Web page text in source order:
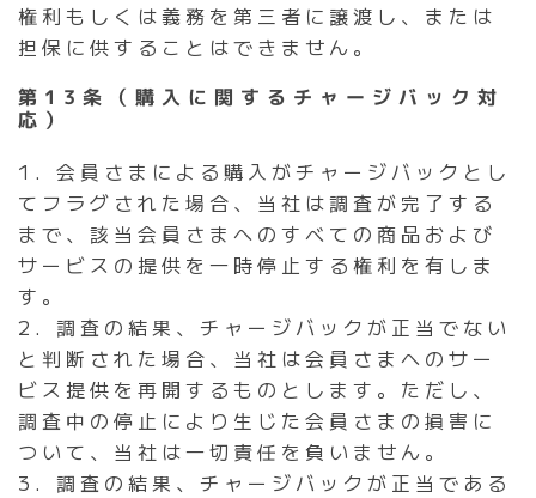
権利もしくは義務を第三者に譲渡し、または
担保に供することはできません。
第13条（購入に関するチャージバック対
応）
1. 会員さまによる購入がチャージバックとし
てフラグされた場合、当社は調査が完了する
まで、該当会員さまへのすべての商品および
サービスの提供を一時停止する権利を有しま
す。
2. 調査の結果、チャージバックが正当でない
と判断された場合、当社は会員さまへのサー
ビス提供を再開するものとします。ただし、
調査中の停止により生じた会員さまの損害に
ついて、当社は一切責任を負いません。
3. 調査の結果、チャージバックが正当である